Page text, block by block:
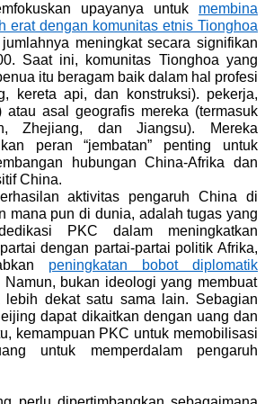
upayanya untuk membina
erat dengan komunitas etnis Tionghoa
meningkat secara signifikan
Saat ini, komunitas Tionghoa yang
itu beragam baik dalam hal profesi
kereta api, dan konstruksi). pekerja,
atau asal geografis mereka (termasuk
Zhejiang, dan Jiangsu). Mereka
peran “jembatan” penting untuk
hubungan China-Afrika dan
China.
aktivitas pengaruh China di
mana pun di dunia, adalah tugas yang
PKC dalam meningkatkan
dengan partai-partai politik Afrika,
peningkatan bobot diplomatik
bukan ideologi yang membuat
dekat satu sama lain. Sebagian
dapat dikaitkan dengan uang dan
kemampuan PKC untuk memobilisasi
untuk memperdalam pengaruh